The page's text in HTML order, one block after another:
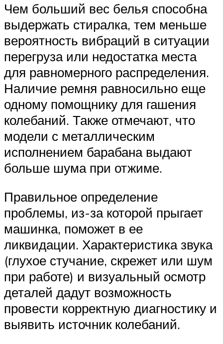
Чем больший вес белья способна
выдержать стиралка, тем меньше
вероятность вибраций в ситуации
перегруза или недостатка места
для равномерного распределения.
Наличие ремня равносильно еще
одному помощнику для гашения
колебаний. Также отмечают, что
модели с металлическим
исполнением барабана выдают
больше шума при отжиме.
Правильное определение
проблемы, из-за которой прыгает
машинка, поможет в ее
ликвидации. Характеристика звука
(глухое стучание, скрежет или шум
при работе) и визуальный осмотр
деталей дадут возможность
провести корректную диагностику и
выявить источник колебаний.